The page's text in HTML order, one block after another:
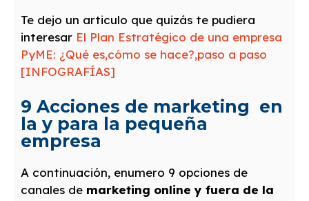
Te dejo un articulo que quizás te pudiera
interesar El Plan Estratégico de una empresa
PyME: ¿Qué es,cómo se hace?,paso a paso
[INFOGRAFÍAS]
9 Acciones de marketing en
la y para la pequeña
empresa
A continuación, enumero 9 opciones de
canales de marketing online y fuera de la